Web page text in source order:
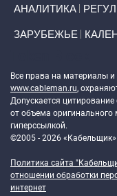
АНАЛИТИКА
ЗАРУБЕЖЬЕ
Все права на материалы
www.cableman.ru,
Допускается цитирование
от объема оригинального
гиперссылкой.
©2005 - 2026 «Кабельщик»
Политика сайта
отношении обработки
интернет